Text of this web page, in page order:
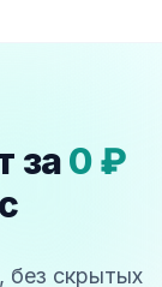
за0 ₽
без скрытых